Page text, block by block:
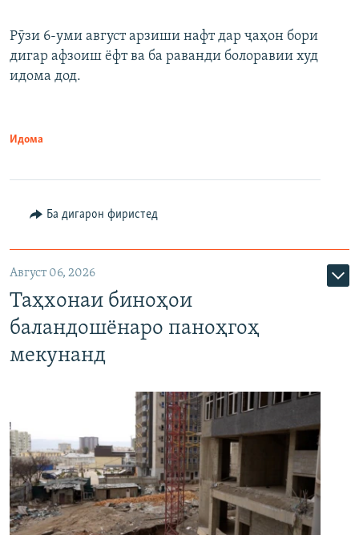
Рӯзи 6-уми август арзиши нафт дар ҷаҳон бори
дигар афзоиш ёфт ва ба раванди болоравии худ
идома дод.
Идома
Ба дигарон фиристед
Август 06, 2026
Таҳхонаи биноҳои
баландошёнаро паноҳгоҳ
мекунанд